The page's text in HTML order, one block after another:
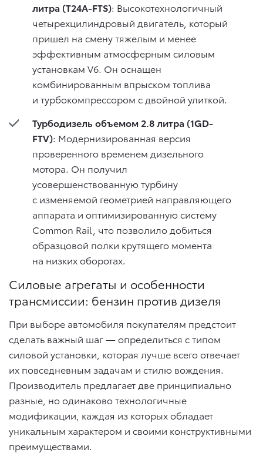
литра (T24A-FTS): Высокотехнологичный
четырехцилиндровый двигатель, который
пришел на смену тяжелым и менее
эффективным атмосферным силовым
установкам V6. Он оснащен
комбинированным впрыском топлива
и турбокомпрессором с двойной улиткой.
Турбодизель объемом 2.8 литра (1GD-
FTV): Модернизированная версия
проверенного временем дизельного
мотора. Он получил
усовершенствованную турбину
с изменяемой геометрией направляющего
аппарата и оптимизированную систему
Common Rail, что позволило добиться
образцовой полки крутящего момента
на низких оборотах.
Силовые агрегаты и особенности
трансмиссии: бензин против дизеля
При выборе автомобиля покупателям предстоит
сделать важный шаг — определиться с типом
силовой установки, которая лучше всего отвечает
их повседневным задачам и стилю вождения.
Производитель предлагает две принципиально
разные, но одинаково технологичные
модификации, каждая из которых обладает
уникальным характером и своими конструктивными
преимуществами.